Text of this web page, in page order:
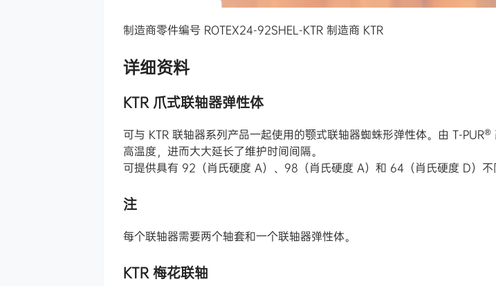
制造商零件编号 ROTEX24-92SHEL-KTR 制造商 KTR
详细资料
KTR 爪式联轴器弹性体
可与 KTR 联轴器系列产品一起使用的颚式联轴器蜘蛛形弹性体。由 T-
高温度，进而大大延长了维护时间间隔。
可提供具有 92（肖氏硬度 A）、98（肖氏硬度 A）和 64（肖氏硬度 D）不
注
每个联轴器需要两个轴套和一个联轴器弹性体。
KTR 梅花联轴